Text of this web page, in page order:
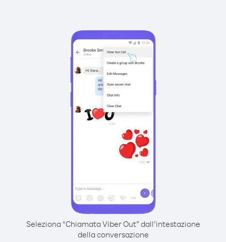
Seleziona “Chiamata Viber Out” dall’intestazione
della conversazione